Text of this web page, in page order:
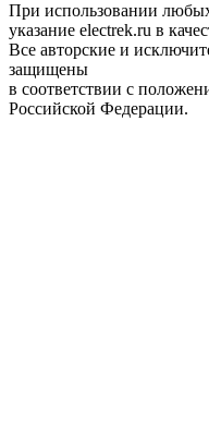
При использовании любых
указание electrek.ru в
Все авторские и
защищены
в соответствии с
Российской Федерации.